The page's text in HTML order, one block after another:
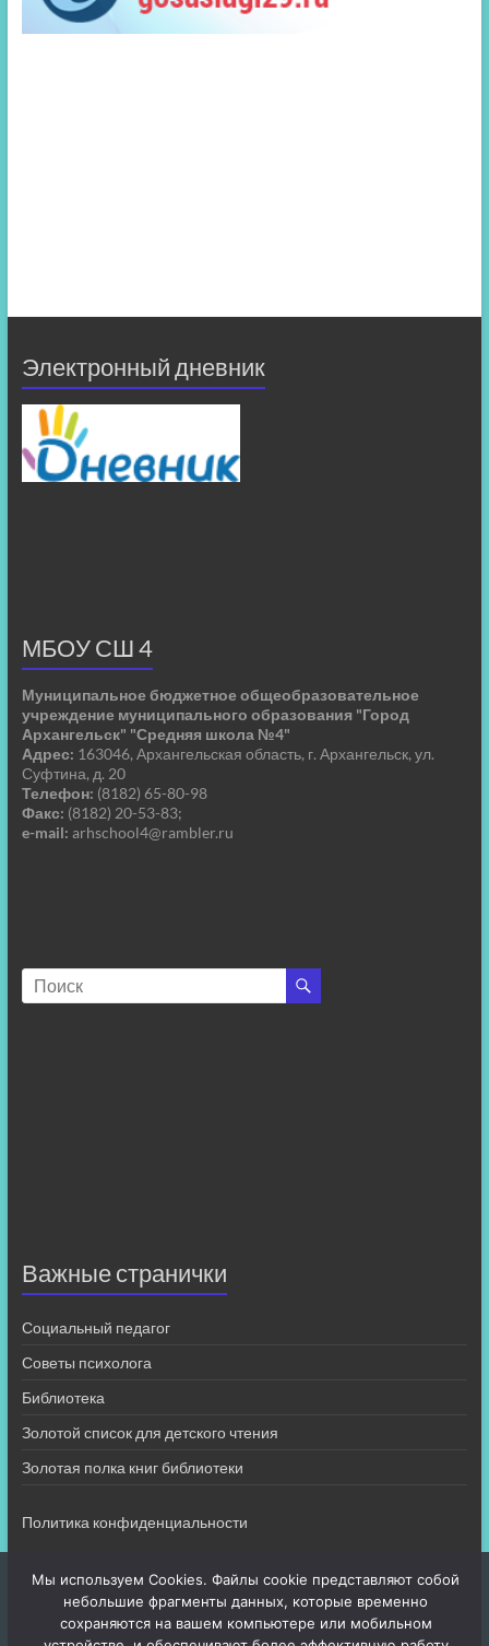
Электронный дневник
МБОУ СШ 4
Муниципальное бюджетное общеобразовательное
учреждение муниципального образования "Город
Архангельск" "Средняя школа №4"
Адрес: 163046, Архангельская область, г. Архангельск, ул.
Суфтина, д. 20
Телефон: (8182) 65-80-98
Факс: (8182) 20-53-83;
e-mail: arhschool4@rambler.ru
Важные странички
Социальный педагог
Советы психолога
Библиотека
Золотой список для детского чтения
Золотая полка книг библиотеки
Политика конфиденциальности
Мы используем Cookies. Файлы cookie представляют собой
небольшие фрагменты данных, которые временно
сохраняются на вашем компьютере или мобильном